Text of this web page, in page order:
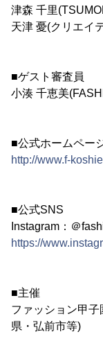
津森 千里
天津 憂(クリエイ
■ゲスト審査員
小湊 千恵美
■公式ホームペー
http://www.f-
■公式SNS
Instagram：＠
https://
■主催
ファッション甲
県・弘前市等)